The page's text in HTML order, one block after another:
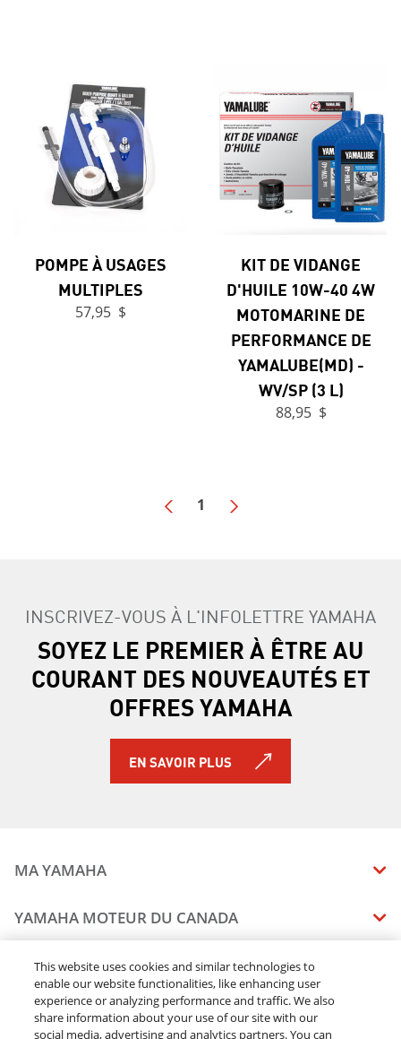
POMPE À USAGES
MULTIPLES
57,95 $
KIT DE VIDANGE
D'HUILE 10W-40 4W
MOTOMARINE DE
PERFORMANCE DE
YAMALUBE(MD) -
WV/SP (3 L)
88,95 $
1
INSCRIVEZ-VOUS À L'INFOLETTRE YAMAHA
SOYEZ LE PREMIER À ÊTRE AU
COURANT DES NOUVEAUTÉS ET
OFFRES YAMAHA
EN SAVOIR PLUS
MA YAMAHA
MANUELS
ÉTAT DES RAPPELS DE VOTRE VÉHICULE
YAMAHA MOTEUR DU CANADA
CARRIERES
RESTONS DEHORS
CONCESSIONNAIRES
TROUVEZ UN CONCESSIONNAIRE
DEVENEZ CONCESSIONNAIRE
MENTIONS JURIDIQUES
This website uses cookies and similar technologies to
enable our website functionalities, like enhancing user
experience or analyzing performance and traffic. We also
share information about your use of our site with our
social media, advertising and analytics partners. You can